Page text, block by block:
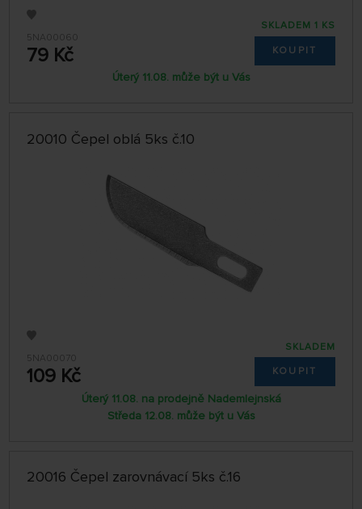
5NA00060
79 Kč
SKLADEM 1 KS
KOUPIT
Úterý 11.08. může být u Vás
20010 Čepel oblá 5ks č.10
5NA00070
109 Kč
SKLADEM
KOUPIT
Úterý 11.08. na prodejně Nademlejnská
Středa 12.08. může být u Vás
20016 Čepel zarovnávací 5ks č.16